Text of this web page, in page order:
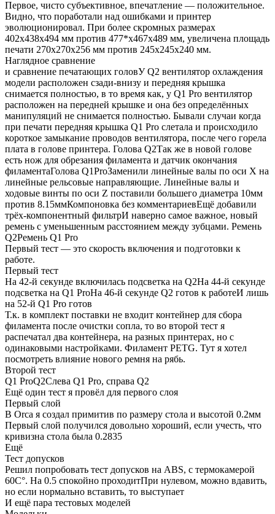
Далее лежит верхняя крышка из стекла, а под ней дисплей и
одна часть держателя филамента. Рядом USB Flash Drive на